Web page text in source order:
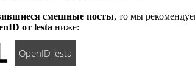
смешные посты, то мы
от lesta ниже:
OpenID lesta